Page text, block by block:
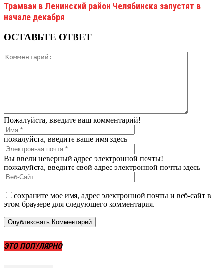
Трамваи в Ленинский район Челябинска запустят в
начале декабря
ОСТАВЬТЕ ОТВЕТ
Пожалуйста, введите ваш комментарий!
пожалуйста, введите ваше имя здесь
Вы ввели неверный адрес электронной почты!
пожалуйста, введите свой адрес электронной почты здесь
сохраните мое имя, адрес электронной почты и веб-сайт в
этом браузере для следующего комментария.
ЭТО ПОПУЛЯРНО